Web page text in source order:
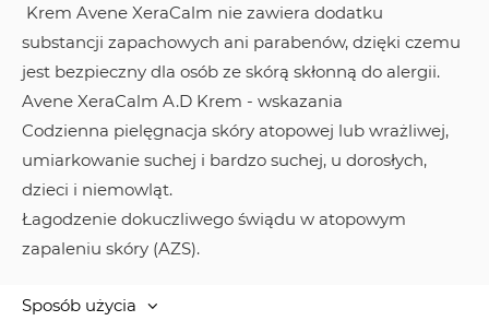
Krem Avene XeraCalm nie zawiera dodatku
substancji zapachowych ani parabenów, dzięki czemu
jest bezpieczny dla osób ze skórą skłonną do alergii.
Avene XeraCalm A.D Krem - wskazania
Codzienna pielęgnacja skóry atopowej lub wrażliwej,
umiarkowanie suchej i bardzo suchej, u dorosłych,
dzieci i niemowląt.
Łagodzenie dokuczliwego świądu w atopowym
zapaleniu skóry (AZS).
Sposób użycia